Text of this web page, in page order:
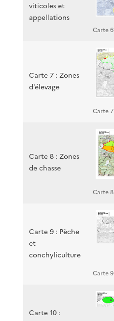
viticoles et
appellations
Carte 6
Carte 7 : Zones
d’élevage
Carte 7
Carte 8 : Zones
de chasse
Carte 8
Carte 9 : Pêche
et
conchyliculture
Carte 9
Carte 10 :